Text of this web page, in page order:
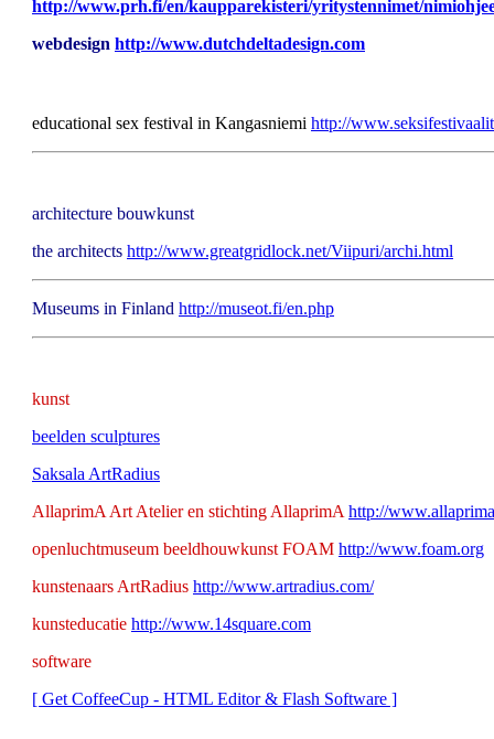
http://www.prh.fi/en/kaupparekisteri/yritystennimet/
webdesign http://www.dutchdeltadesign.com
educational sex festival in Kangasniemi http://
architecture bouwkunst
the architects http://www.greatgridlock.net/Viipuri/archi.html
Museums in Finland http://museot.fi/en.php
kunst
beelden sculptures
Saksala ArtRadius
AllaprimA Art Atelier en stichting AllaprimA http://
openluchtmuseum beeldhouwkunst FOAM http://www.foam.org
kunstenaars ArtRadius http://www.artradius.com/
kunsteducatie http://www.14square.com
software
[ Get CoffeeCup - HTML Editor & Flash Software ]